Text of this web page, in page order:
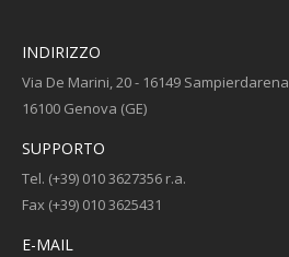
INDIRIZZO
Via De Marini, 20 - 16149 Sampierdarena
16100 Genova (GE)
SUPPORTO
Tel. (+39) 010 3627356 r.a.
Fax (+39) 010 3625431
E-MAIL